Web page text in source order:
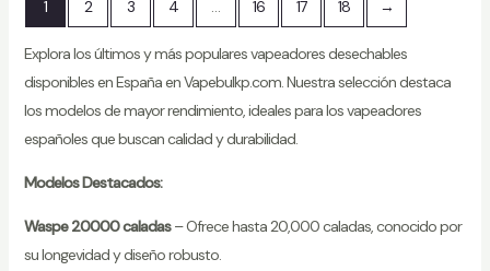
1 2 3 4 … 16 17 18 →
Explora los últimos y más populares vapeadores desechables
disponibles en España en Vapebulkp.com. Nuestra selección destaca
los modelos de mayor rendimiento, ideales para los vapeadores
españoles que buscan calidad y durabilidad.
Modelos Destacados:
Waspe 20000 caladas– Ofrece hasta 20,000 caladas, conocido por
su longevidad y diseño robusto.